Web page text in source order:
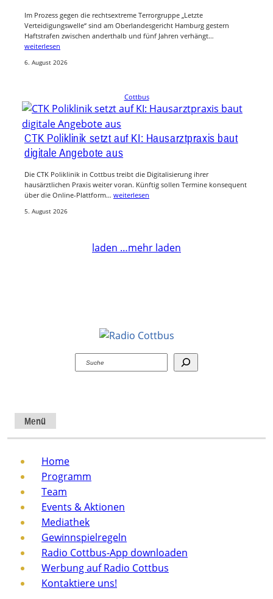
Im Prozess gegen die rechtsextreme Terrorgruppe „Letzte
Verteidigungswelle“ sind am Oberlandesgericht Hamburg gestern
Haftstrafen zwischen anderthalb und fünf Jahren verhängt…
weiterlesen
6. August 2026
Cottbus
CTK Poliklinik setzt auf KI: Hausarztpraxis baut
digitale Angebote aus
Die CTK Poliklinik in Cottbus treibt die Digitalisierung ihrer
hausärztlichen Praxis weiter voran. Künftig sollen Termine konsequent
über die Online-Plattform… weiterlesen
5. August 2026
laden …mehr laden
Suchen
Menü
Home
Programm
Team
Events & Aktionen
Mediathek
Gewinnspielregeln
Radio Cottbus-App downloaden
Werbung auf Radio Cottbus
Kontaktiere uns!